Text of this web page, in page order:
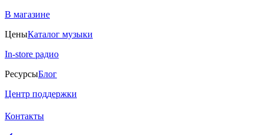
В магазине
ЦеныКаталог музыки
In-store радио
РесурсыБлог
Центр поддержки
Контакты